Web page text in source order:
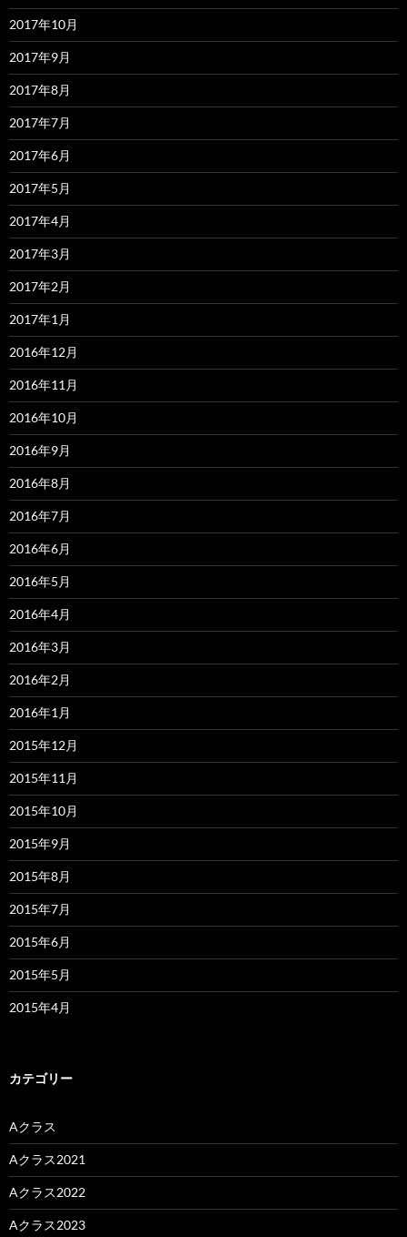
2017年10月
2017年9月
2017年8月
2017年7月
2017年6月
2017年5月
2017年4月
2017年3月
2017年2月
2017年1月
2016年12月
2016年11月
2016年10月
2016年9月
2016年8月
2016年7月
2016年6月
2016年5月
2016年4月
2016年3月
2016年2月
2016年1月
2015年12月
2015年11月
2015年10月
2015年9月
2015年8月
2015年7月
2015年6月
2015年5月
2015年4月
カテゴリー
Aクラス
Aクラス2021
Aクラス2022
Aクラス2023